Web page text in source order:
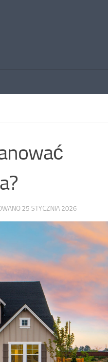
25 STYCZNIA 2026